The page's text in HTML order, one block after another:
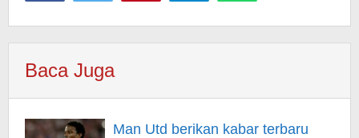
Baca Juga
Man Utd berikan kabar terbaru